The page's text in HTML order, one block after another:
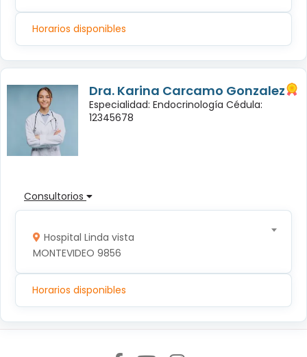
Horarios disponibles
Dra. Karina Carcamo Gonzalez
Especialidad: Endocrinología Cédula:
12345678
Consultorios
Hospital Linda vista
MONTEVIDEO 9856
Horarios disponibles